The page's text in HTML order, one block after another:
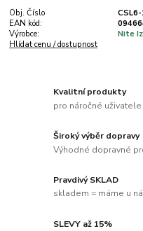
Obj. Číslo
EAN kód:
Výrobce:
Nite
Hlídat cenu / dostupnost
Kvalitní produkty
pro náročné uživatele
Široký výběr dopravy
Výhodné dopravné
Pravdivý SKLAD
skladem = máme u
SLEVY až 15%